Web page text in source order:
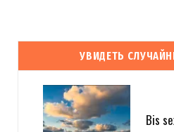
УВИДЕТЬ
Bis